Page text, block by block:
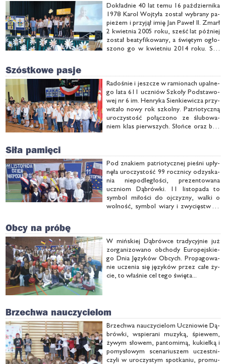
Do­kład­nie 40 lat te­mu 16 paź­dzier­ni­ka
1978 Ka­rol Woj­ty­ła zo­stał wy­bra­ny pa­
pie­żem i przy­jął imię Jan Pa­weł II. Zmarł
2 kwiet­nia 2005 ro­ku, sześć lat póź­niej
zo­stał be­aty­fi­ko­wa­ny, a świę­tym ogło­
szo­no go w kwiet­niu 2014 ro­ku. Syl­
Szóstkowe pasje
Ra­do­śnie i jesz­cze w ra­mio­nach upal­ne­
go la­ta 611 uczniów Szko­ły Pod­sta­wo­
wej nr 6 im. Hen­ry­ka Sien­kie­wi­cza przy­
wi­ta­ło no­wy rok szkol­ny. Pa­trio­tycz­ną
uro­czy­stość po­łą­czo­no ze ślu­bo­wa­
niem klas pierw­szych. Słoń­ce oraz błę­
Siła pamięci
Pod zna­kiem pa­trio­tycz­nej pie­śni upły­
nę­ła uro­czy­stość 99 rocz­ni­cy od­zy­ska­
nia nie­pod­le­gło­ści, pre­zen­to­wa­na
uczniom Dą­brów­ki. 11 li­sto­pa­da to
sym­bol mi­ło­ści do oj­czy­zny, wal­ki o
wol­ność, sym­bol wia­ry i zwy­cię­stwa –
Obcy na próbę
W miń­skiej Dą­brów­ce tra­dy­cyj­nie już
zor­ga­ni­zo­wa­no ob­cho­dy Eu­ro­pej­skie­
go Dnia Ję­zy­ków Ob­cych. Pro­pa­go­wa­
nie ucze­nia się ję­zy­ków przez ca­łe ży­
cie, to wła­śnie cel te­go świę­ta...
Brzechwa nauczycielom
Brze­chwa na­uczy­cie­lom Ucznio­wie Dą­
brów­ki, wspie­ra­ni mu­zy­ką, śpie­wem,
ży­wym sło­wem, pan­to­mi­mą, ku­kieł­ką i
po­my­sło­wym sce­na­riu­szem uczest­ni­
czy­li w uro­czy­stym spo­tka­niu, pro­mu­